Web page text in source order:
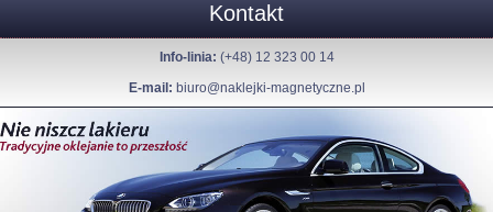
Kontakt
Info-linia: (+48) 12 323 00 14
E-mail: biuro@naklejki-magnetyczne.pl